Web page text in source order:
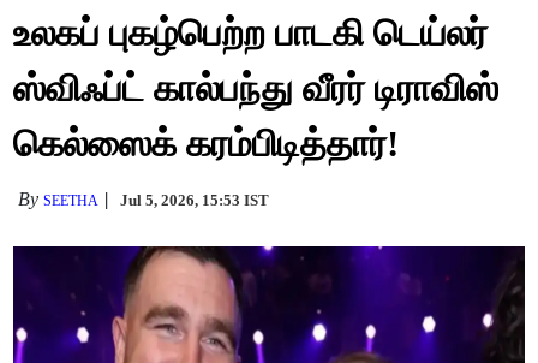
உலகப் புகழ்பெற்ற பாடகி டெய்லர்
ஸ்விஃப்ட் கால்பந்து வீரர் டிராவிஸ்
கெல்ஸைக் கரம்பிடித்தார்!
BySEETHA Jul 5, 2026, 15:53 IST